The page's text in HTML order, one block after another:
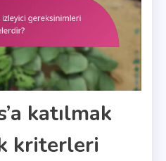
katılmak
kriterleri